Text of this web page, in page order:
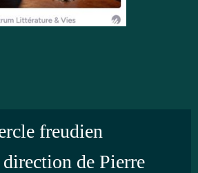
freudien
de Pierre